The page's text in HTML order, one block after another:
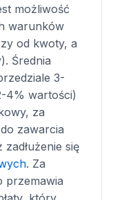
możliwość
warunków
od kwoty, a
Średnia
3-
4% wartości)
za
zawarcia
się
. Za
przemawia